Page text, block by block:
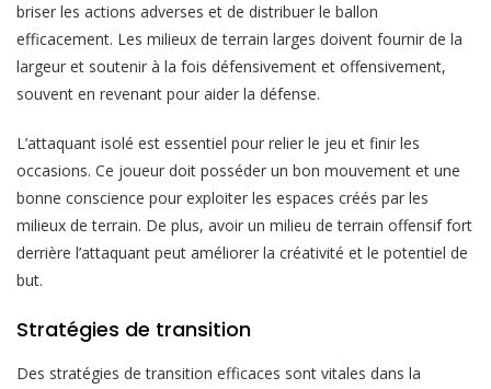
briser les actions adverses et de distribuer le ballon
efficacement. Les milieux de terrain larges doivent fournir de la
largeur et soutenir à la fois défensivement et offensivement,
souvent en revenant pour aider la défense.
L’attaquant isolé est essentiel pour relier le jeu et finir les
occasions. Ce joueur doit posséder un bon mouvement et une
bonne conscience pour exploiter les espaces créés par les
milieux de terrain. De plus, avoir un milieu de terrain offensif fort
derrière l’attaquant peut améliorer la créativité et le potentiel de
but.
Stratégies de transition
Des stratégies de transition efficaces sont vitales dans la